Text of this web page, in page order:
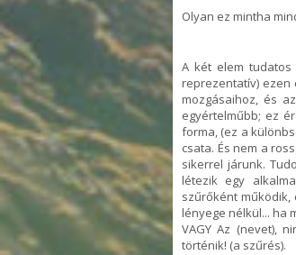
Olyan ez mintha
A két elem tudatos
reprezentatív) ezen
mozgásaihoz, és
egyértelműbb; ez
forma, (ez a
csata. És nem a
sikerrel járunk.
létezik egy
szűrőként
lényege nélkül... ha
VAGY Az (nevet),
történik! (a szűrés).